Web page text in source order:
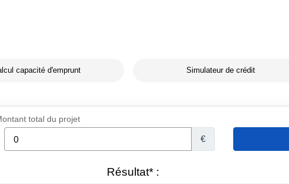
capacité d'emprunt Simulateur de crédit